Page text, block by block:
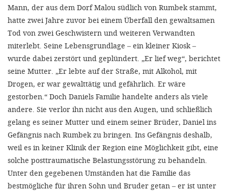
Mann, der aus dem Dorf Malou südlich von Rumbek stammt,
hatte zwei Jahre zuvor bei einem Überfall den gewaltsamen
Tod von zwei Geschwistern und weiteren Verwandten
miterlebt. Seine Lebensgrundlage – ein kleiner Kiosk –
wurde dabei zerstört und geplündert. „Er lief weg“, berichtet
seine Mutter. „Er lebte auf der Straße, mit Alkohol, mit
Drogen, er war gewalttätig und gefährlich. Er wäre
gestorben.“ Doch Daniels Familie handelte anders als viele
andere. Sie verlor ihn nicht aus den Augen, und schließlich
gelang es seiner Mutter und einem seiner Brüder, Daniel ins
Gefängnis nach Rumbek zu bringen. Ins Gefängnis deshalb,
weil es in keiner Klinik der Region eine Möglichkeit gibt, eine
solche posttraumatische Belastungsstörung zu behandeln.
Unter den gegebenen Umständen hat die Familie das
bestmögliche für ihren Sohn und Bruder getan – er ist unter